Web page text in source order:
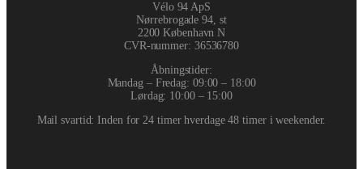
Vélo 94 ApS
Nørrebrogade 94, st
2200 København N
CVR-nummer: 36536780
Åbningstider:
Mandag – Fredag: 09:00 – 18:00
Lørdag: 10:00 – 15:00
Mail svartid: Inden for 24 timer hverdage 48 timer i weekender.